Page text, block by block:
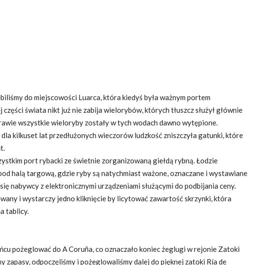
do miejscowości Luarca, która kiedyś była ważnym portem
świata nikt już nie zabija wielorybów, których tłuszcz służył głównie
wszystkie wieloryby zostały w tych wodach dawno wytępione.
kilkuset lat przedłużonych wieczorów ludzkość zniszczyła gatunki, które
port rybacki ze świetnie zorganizowaną giełdą rybną. Łodzie
halą targową, gdzie ryby są natychmiast ważone, oznaczane i wystawiane
nabywcy z elektronicznymi urządzeniami służącymi do podbijania ceny.
i wystarczy jedno kliknięcie by licytować zawartość skrzynki, która
tablicy.
pożeglować do A Coruña, co oznaczało koniec żeglugi w rejonie Zatoki
zapasy, odpoczęliśmy i pożeglowaliśmy dalej do pięknej zatoki Ría de